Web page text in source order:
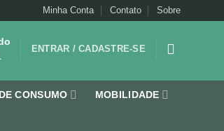
Minha Conta Contato Sobre
ENTRAR / CADASTRE-SE
CONSUMO MOBILIDADE